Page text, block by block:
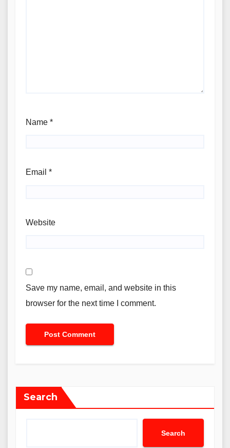
Name *
Email *
Website
Save my name, email, and website in this
browser for the next time I comment.
Search
Search